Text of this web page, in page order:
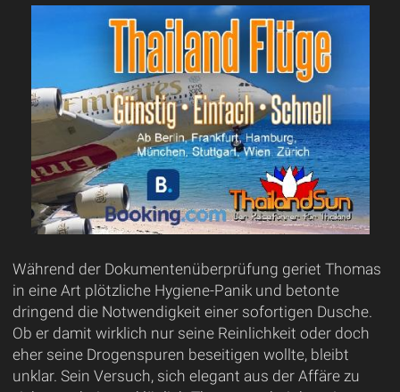
Während der Dokumentenüberprüfung geriet Thomas
in eine Art plötzliche Hygiene-Panik und betonte
dringend die Notwendigkeit einer sofortigen Dusche.
Ob er damit wirklich nur seine Reinlichkeit oder doch
eher seine Drogenspuren beseitigen wollte, bleibt
unklar. Sein Versuch, sich elegant aus der Affäre zu